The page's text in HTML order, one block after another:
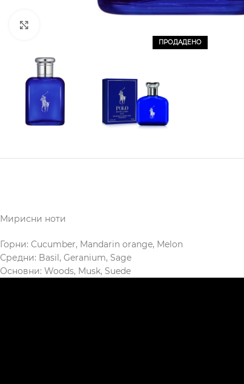
ПРОДАДЕНО
Мирисни ноти
Горни: Cucumber, Mandarin orange, Melon
Средни: Basil, Geranium, Sage
Основни: Woods, Musk, Suede